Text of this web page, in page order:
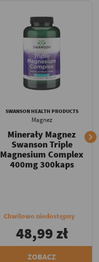
SWANSON HEALTH PRODUCTS
Magnez
Minerały Magnez
Swanson Triple
Magnesium Complex
400mg 300kaps
Chwilowo niedostępny
48,99 zł
ZOBACZ
